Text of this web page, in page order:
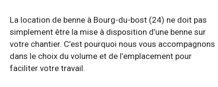
La location de benne à Bourg-du-bost (24) ne doit pas
simplement être la mise à disposition d’une benne sur
votre chantier. C’est pourquoi nous vous accompagnons
dans le choix du volume et de l’emplacement pour
faciliter votre travail.